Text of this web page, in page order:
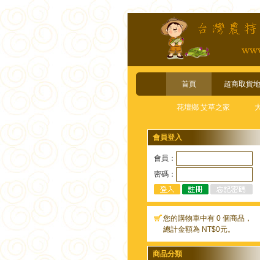
首頁 超商取貨
花壇鄉 艾草之家
會員登入
會員：
密碼：
您的購物車中有 0 個商品，
總計金額為 NT$0元。
商品分類